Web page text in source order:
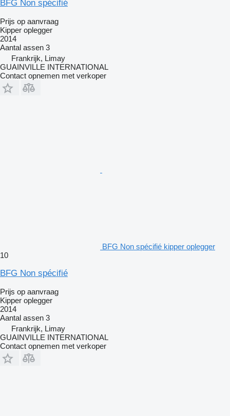
BFG Non spécifié
Prijs op aanvraag
Kipper oplegger
2014
Aantal assen 3
Frankrijk, Limay
GUAINVILLE INTERNATIONAL
Contact opnemen met verkoper
BFG Non spécifié kipper oplegger
10
BFG Non spécifié
Prijs op aanvraag
Kipper oplegger
2014
Aantal assen 3
Frankrijk, Limay
GUAINVILLE INTERNATIONAL
Contact opnemen met verkoper